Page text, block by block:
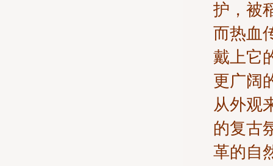
护，被
而热血
戴上它
更广阔
从外观
的复古
革的自